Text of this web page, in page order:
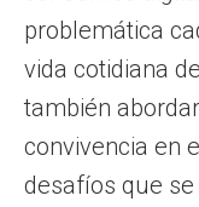
problemática
vida cotidiana
también
convivencia en
desafíos que